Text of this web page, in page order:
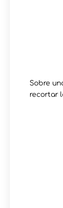
Sobre
recortar